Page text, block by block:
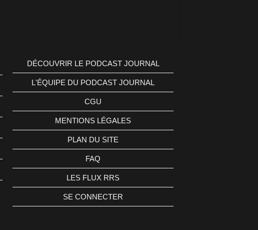
DÉCOUVRIR LE PODCAST JOURNAL
L'ÉQUIPE DU PODCAST JOURNAL
CGU
MENTIONS LÉGALES
PLAN DU SITE
FAQ
LES FLUX RRS
SE CONNECTER